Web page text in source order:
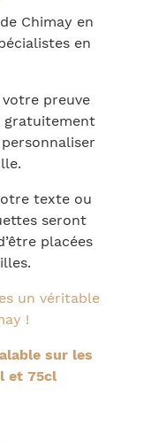
Chimay en
en
preuve
gratuitement
texte ou
seront
placées
un véritable
!
sur les
et 75cl